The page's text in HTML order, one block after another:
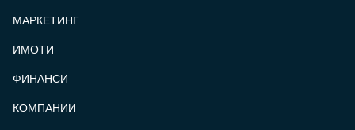
МАРКЕТИНГ
ИМОТИ
ФИНАНСИ
КОМПАНИИ